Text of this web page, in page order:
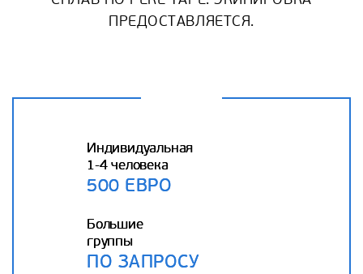
ПРЕДОСТАВЛЯЕТСЯ.
Индивидуальная
1-4 человека
500 ЕВРО
Большие
группы
ПО ЗАПРОСУ